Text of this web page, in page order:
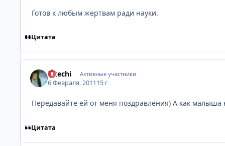
Готов к любым жертвам ради науки.
Цитата
Akechi Активные участники
6 Февраля, 201115 г
Передавайте ей от меня поздравления) А как малыша
Цитата